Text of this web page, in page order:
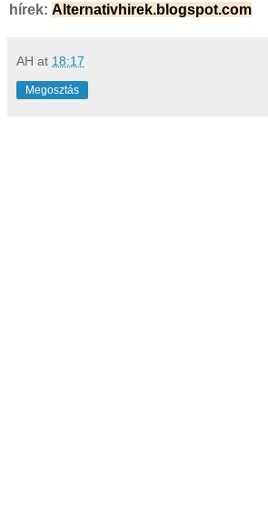
hírek: Alternativhirek.blogspot.com
AH at 18:17
Megosztás